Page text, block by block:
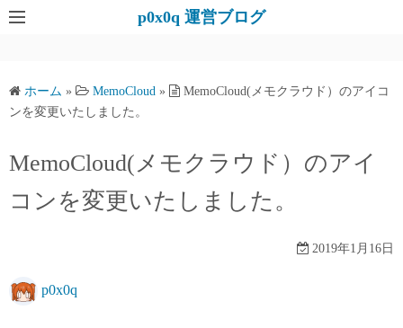
コ
ツ
キ
ッ
p0x0q 運営ブログ
ホーム » MemoCloud »
MemoCloud(メモクラウド）のアイコ
ンを変更いたしました。
MemoCloud(メモクラウド）のアイ
コンを変更いたしました。
2019年1月16日
p0x0q